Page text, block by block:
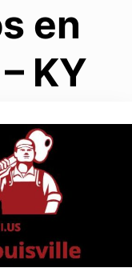
en
KY